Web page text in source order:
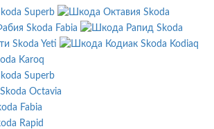
Superb
Skoda
Skoda Fabia
Skoda
Skoda Yeti
Skoda Kodiaq
Karoq
Superb
Skoda Octavia
Fabia
Rapid